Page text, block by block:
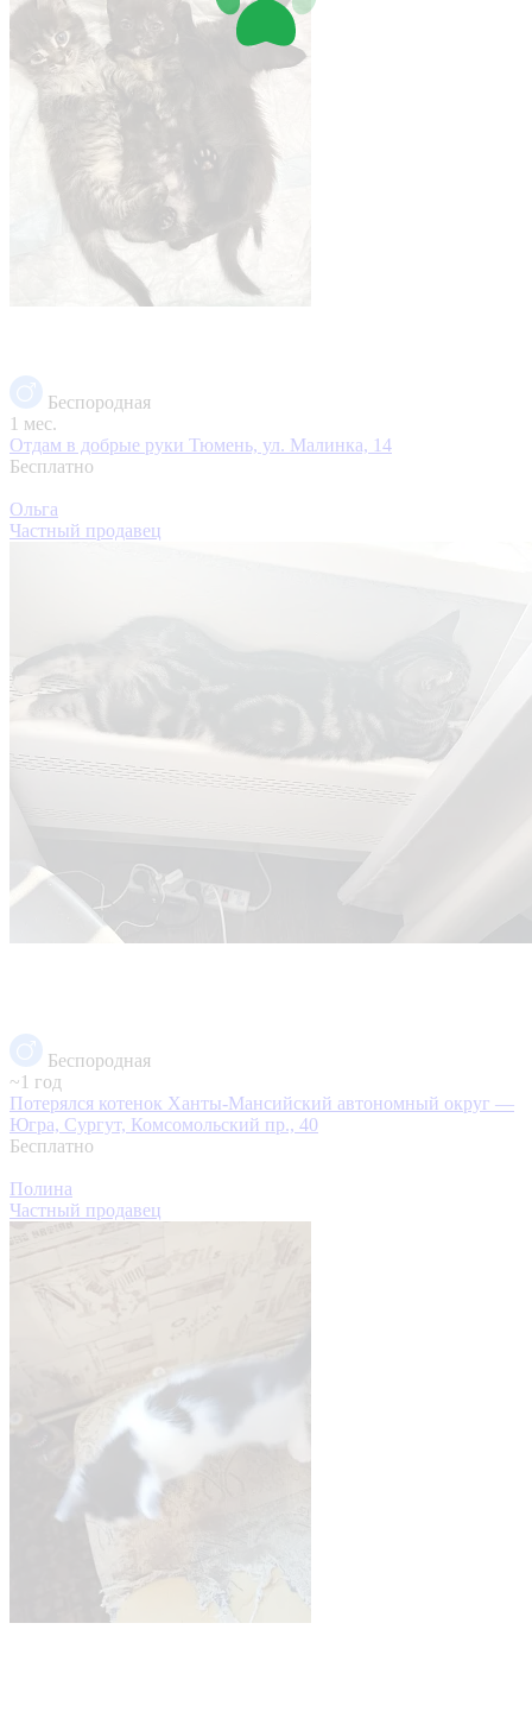
Беспородная
1 мес.
Отдам в добрые руки Тюмень, ул. Малинка, 14
Бесплатно
Ольга
Частный продавец
Беспородная
~1 год
Потерялся котенок Ханты-Мансийский автономный округ —
Югра, Сургут, Комсомольский пр., 40
Бесплатно
Полина
Частный продавец